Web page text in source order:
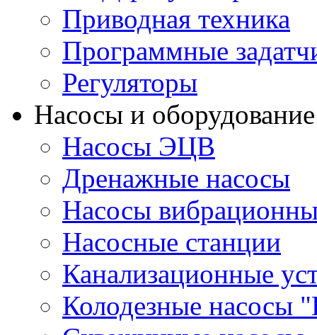
Приводная техника
Программные
Регуляторы
Насосы и оборудование
Насосы ЭЦВ
Дренажные насосы
Насосы
Насосные станции
Канализационные
Колодезные насосы